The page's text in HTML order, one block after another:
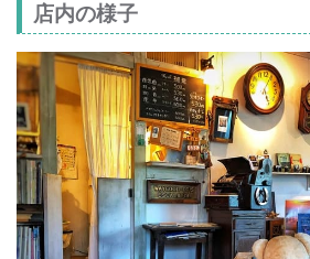
店内の様子